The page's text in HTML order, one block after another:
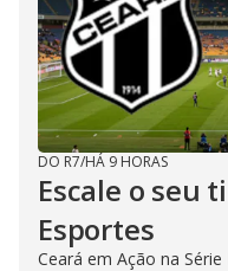
DO R7/HÁ 9 HORAS
Escale o seu
Esportes
Ceará em Ação na Série